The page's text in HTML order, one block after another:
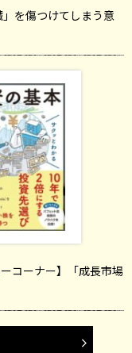
を傷つけてしまう意
コーナー】「成長市場